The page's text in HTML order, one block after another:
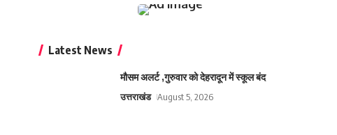
Latest News
मौसम अलर्ट ,गुरुवार को देहरादून में स्कूल बंद
उत्तराखंड August 5, 2026